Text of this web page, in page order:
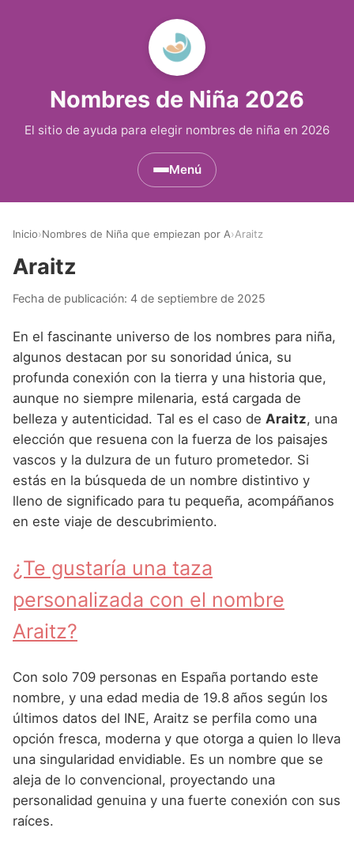
Nombres de Niña 2026
El sitio de ayuda para elegir nombres de niña en 2026
Menú
Nombres de Niña que empiezan por D
Nombres de Niña que empiezan por E
Nombres de Niña que empiezan por F
Nombres de Niña que empiezan por G
Nombres de Niña que empiezan por H
Nombres de Niña que empiezan por I
Nombres de Niña que empiezan por J
Nombres de Niña que empiezan por K
Nombres de Niña que empiezan por L
Nombres de Niña que empiezan por M
Nombres de Niña que empiezan por O
Nombres de Niña que empiezan por P
Nombres de Niña que empiezan por Q
Nombres de Niña que empiezan por R
Nombres de Niña que empiezan por S
Nombres de Niña Griegos
Nombres de Niña Mitológicos
Nombres de Niña Romanos
Nombres de Niña Vikingos
Nombres de Niña Americanos
Nombres de Niña Chinos
Nombres de Niña Franceses
Nombres de Niña Hispanoamericanos
Nombres de Niña Ingleses
Nombres de Niña Italianos
Nombres de Niña Judios
Nombres de Niña Marroquies
Nombres de Niña Rusos
Nombres de Niña Suecos
Nombres de Niña Andaluces
Nombres de Niña Aragoneses
Nombres de Niña Asturianos
Nombres de Niña Baleares
Nombres de Niña Canarios
Nombres de Niña Cantabros
Nombres de Niña Catalanes
Nombres de Niña Extremeños
Nombres de Niña Murcianos
Nombres de Niña Navarros
Nombres de Niña Riojanos
Nombres de Niña Valencianos
Buscar
Inicio›Nombres de Niña que empiezan por A›Araitz
Araitz
Fecha de publicación: 4 de septiembre de 2025
En el fascinante universo de los nombres para niña,
algunos destacan por su sonoridad única, su
profunda conexión con la tierra y una historia que,
aunque no siempre milenaria, está cargada de
belleza y autenticidad. Tal es el caso de Araitz, una
elección que resuena con la fuerza de los paisajes
vascos y la dulzura de un futuro prometedor. Si
estás en la búsqueda de un nombre distintivo y
lleno de significado para tu pequeña, acompáñanos
en este viaje de descubrimiento.
¿Te gustaría una taza
personalizada con el nombre
Araitz?
Con solo 709 personas en España portando este
nombre, y una edad media de 19.8 años según los
últimos datos del INE, Araitz se perfila como una
opción fresca, moderna y que otorga a quien lo lleva
una singularidad envidiable. Es un nombre que se
aleja de lo convencional, proyectando una
personalidad genuina y una fuerte conexión con sus
raíces.